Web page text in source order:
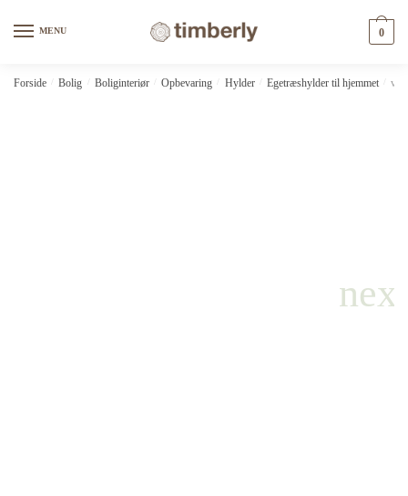
MENU 0
Forside Bolig Boliginteriør Opbevaring Hylder Egetræshylder til hjemmet